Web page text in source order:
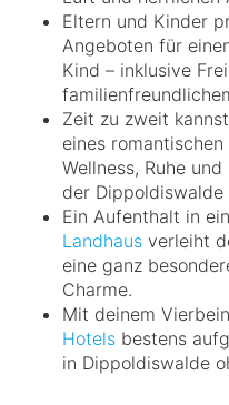
Eltern und Kinder
Angeboten für
Kind – inklusive
Zeit zu zweit
eines
Wellness, Ruhe
der Dippoldiswalde
Ein Aufenthalt in
Landhaus verleiht
eine ganz
Charme.
Mit deinem
Hotels bestens
in Dippoldiswalde